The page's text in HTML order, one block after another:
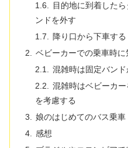
目的地に到着した
ンドを外す
降り口から下車する
ベビーカーでの乗車時に
混雑時は固定バン
混雑時はベビーカ
を考慮する
娘のはじめてのバス乗車
感想